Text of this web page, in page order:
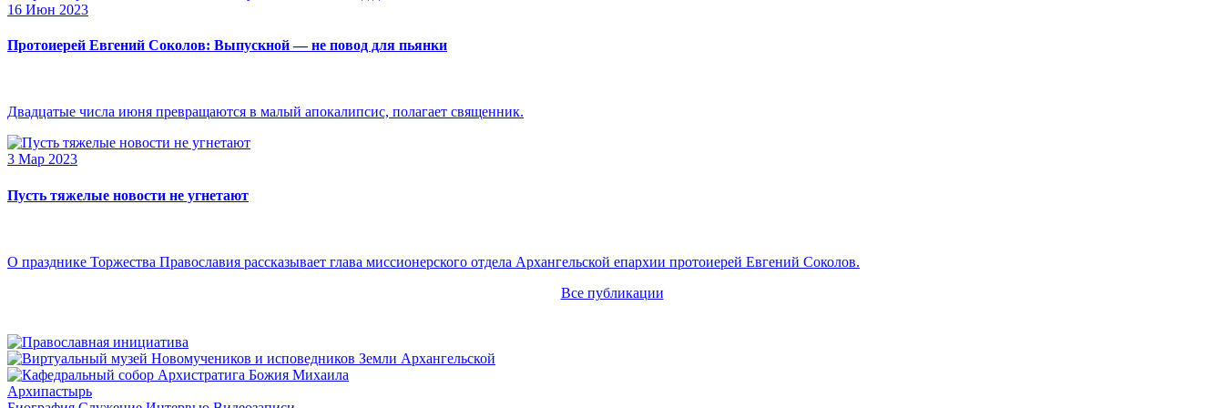
16 Июн 2023
Протоиерей Евгений Соколов: Выпускной — не повод для пьянки
Двадцатые числа июня превращаются в малый апокалипсис, полагает священник.
3 Мар 2023
Пусть тяжелые новости не угнетают
О празднике Торжества Православия рассказывает глава миссионерского отдела Архангельской епархии протоиерей Евгений Соколов.
Все публикации
Архипастырь